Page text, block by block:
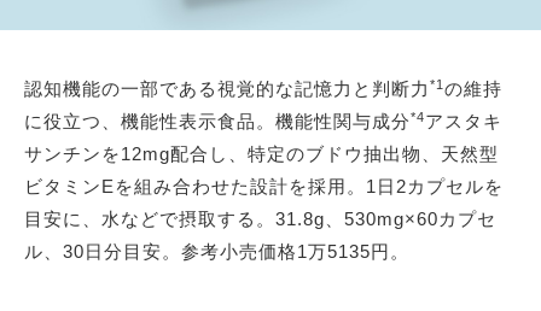
認知機能の一部である視覚的な記憶力と判断力 *1 の維持
に役立つ、機能性表示食品。機能性関与成分*4アスタキ
サンチンを12mg配合し、特定のブドウ抽出物、天然型
ビタミンEを組み合わせた設計を採用。1日2カプセルを
目安に、水などで摂取する。31.8g、530mg×60カプセ
ル、30日分目安。参考小売価格1万5135円。